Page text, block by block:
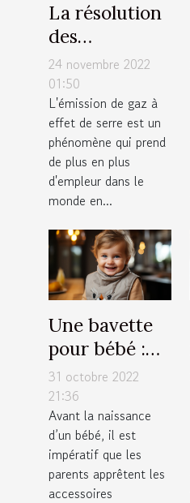
La résolution
des
entreprises
vers une
émission de
zéro pourcent
de carbone
d'ici 2030
est-elle
possible ?
24 novembre 2022
01:50
L'émission de gaz à
effet de serre est un
phénomène qui prend
de plus en plus
d'empleur dans le
monde en...
Une bavette
pour bébé :
Quel modèle
de bavoir faut
il avoir pour
votre enfant ?
31 octobre 2022
21:36
Avant la naissance
d’un bébé, il est
impératif que les
parents apprêtent les
accessoires